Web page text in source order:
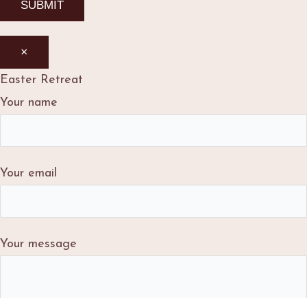
×
Easter Retreat
Your name
Your email
Your message